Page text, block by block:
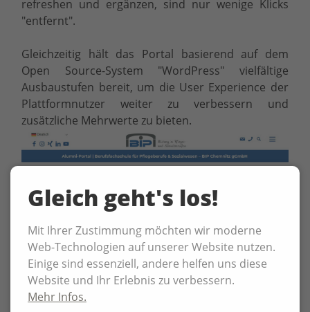
refreshen und ergänzen, sind nur wenige Klicks
"entfernt".
Gleichzeitig hält das Portal basierend auf dem
Open Source-System "WordPress" vielfältige
Ausbaustufen bereit, um die User Experience der
Plattformnutzer weiter zu verbessern und
zusätzliche Mehrwerte zu bieten.
ZURÜCK
Gleich geht's los!
Mit Ihrer Zustimmung möchten wir moderne
Web-Technologien auf unserer Website nutzen.
Einige sind essenziell, andere helfen uns diese
Website und Ihr Erlebnis zu verbessern.
Mehr Infos.